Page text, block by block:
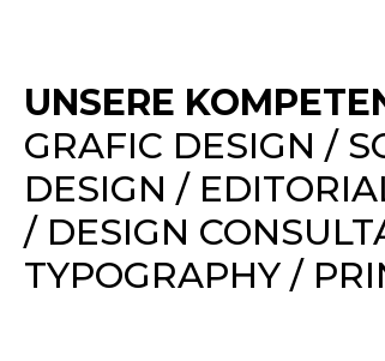
UNSERE
GRAFIC DESIGN /
DESIGN /
/ DESIGN
TYPOGRAPHY /